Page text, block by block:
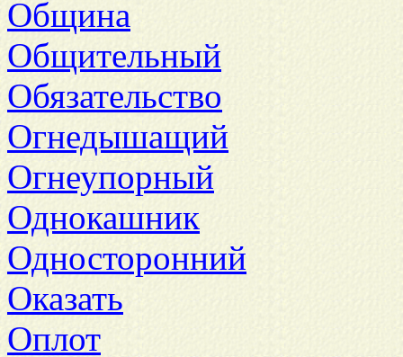
Община
Общительный
Обязательство
Огнедышащий
Огнеупорный
Однокашник
Односторонний
Оказать
Оплот